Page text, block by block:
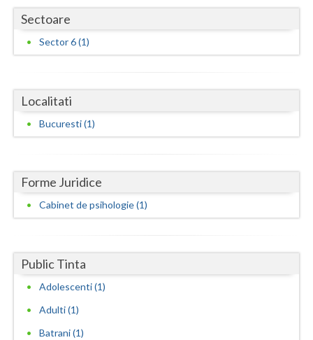
Hunedoara
Ilfov
Maramures
Mures
Neamt
Prahova
Salaj
Satu-Mare
Sectoare
Sector 6 (1)
Localitati
Bucuresti (1)
Forme Juridice
Cabinet de psihologie (1)
Public Tinta
Adolescenti (1)
Adulti (1)
Batrani (1)